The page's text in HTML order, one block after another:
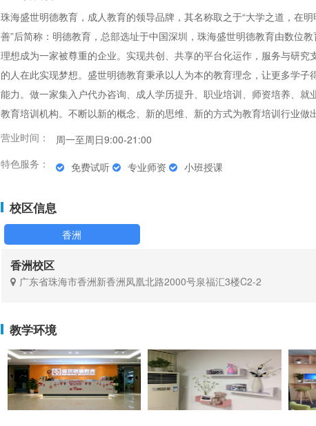
珠海盛世明德教育，成人教育的领导品牌，其名称取之于“大学之道，在
善”后简称：明德教育，总部选址于中国深圳，珠海盛世明德教育由数位教
理想成为一家被尊重的企业。实现共创、共享的平台化运作，服务与研究
的人在此实现梦想。盛世明德教育秉承以人为本的教育理念，让更多学子
能力。做一家集入户代办咨询、成人学历提升、职业培训、师资培养、就
教育培训机构。不断以新的概念、新的思维、新的方式为教育培训行业做
营业时间：
周一至周日9:00-21:00
特色服务：
免费试听 专业师资 小班授课
校区信息
香洲
香洲校区
广东省珠海市香洲新香洲凤凰北路2000号泉福汇3楼C2-2
教学环境